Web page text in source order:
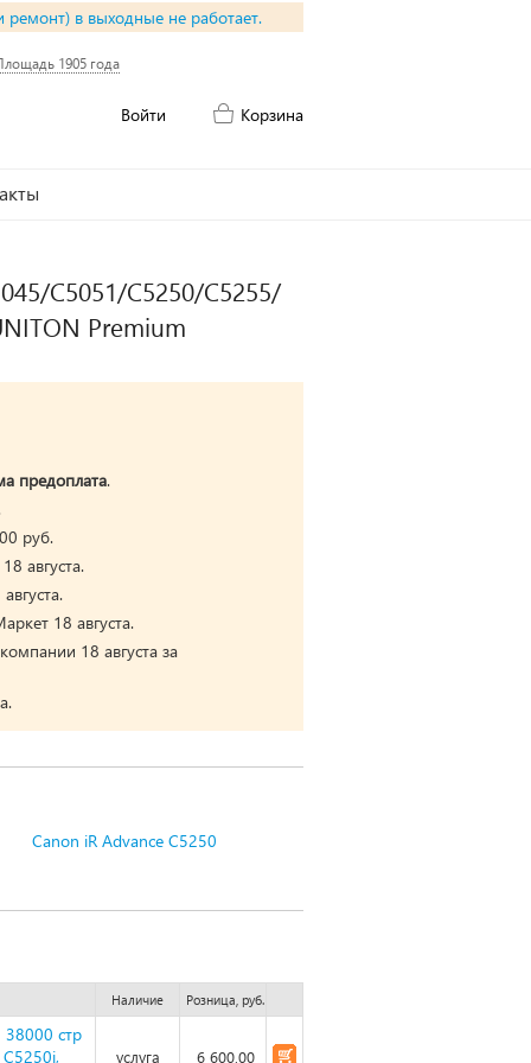
ремонт) в выходные не работает.
1905 года
Войти Корзина
C5051/C5250/C5255/
Premium
предоплата.
руб.
августа.
18 августа.
18 августа за
Canon iR Advance C5250
Наличие Розница, руб.
38000 стр
услуга 6 600,00